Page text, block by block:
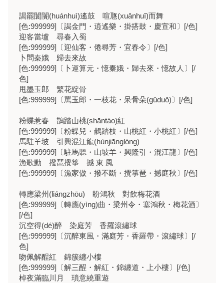
謁罷闤闠(huánhuì)遙鼓 喧豗(xuānhuī)而舞
[色:999999]〔謁金門・逍遙樂・掛搭鼓・慶宣和〕[/色]
迎客當壚 尋春入蜀
[色:999999]〔迎仙客・倦尋芳・宜春令〕[/色]
卜問秦娥 歸去來故
[色:999999]〔卜運算元・憶秦娥・歸去來・憶故人〕[/
色]
甩墨玉郎 繁花綻骨
[色:999999]〔罵玉郎・一枝花・呆骨朵(gǔduǒ)〕[/色]
粉蝶惹春 鵲踏山桃(shāntáo)紅
[色:999999]〔粉蝶兒・鵲踏枝・山桃紅・小桃紅〕[/色]
馬駐羊坡 引興混江龍(hùnjiānglóng)
[色:999999]〔駐馬聽・山坡羊・興隆引・混江龍〕[/色]
漁歌動 撥琶攪箏 撼 東 風
[色:999999]〔漁家傲・撥不斷・攪箏琶・撼庭秋〕[/色]
轉應梁州(liángzhōu) 盼鴻秋 對飲梅花酒
[色:999999]〔轉應(yìng)曲・梁州令・塞鴻秋・梅花酒〕
[/色]
沉空得(dé)醉 染庭芳 香羅滾繡球
[色:999999]〔沉醉東風・滿庭芳・香羅帶・滾繡球〕[/
色]
吻佩解酲紅 錦簇纏小樓
[色:999999]〔解三酲・解紅・錦纏道・上小樓〕[/色]
棹夜滿臨川月 瑣意繞重遊